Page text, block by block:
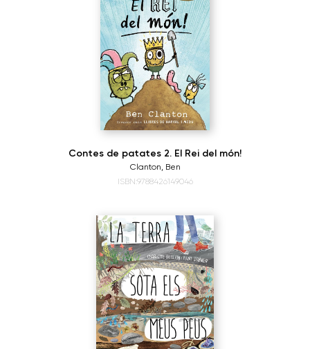
Contes de patates 2. El Rei del món!
Clanton, Ben
ISBN:9788426149046